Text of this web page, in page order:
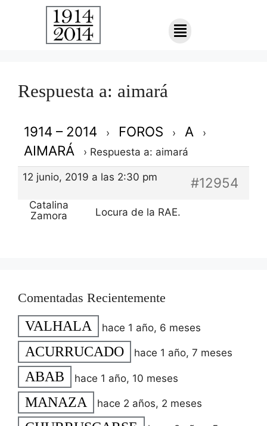
Respuesta a: aimará
1914 – 2014 › FOROS › A ›
AIMARÁ › Respuesta a: aimará
12 junio, 2019 a las 2:30 pm #12954
Catalina
Zamora
Locura de la RAE.
Comentadas Recientemente
VALHALA hace 1 año, 6 meses
ACURRUCADO hace 1 año, 7 meses
ABAB hace 1 año, 10 meses
MANAZA hace 2 años, 2 meses